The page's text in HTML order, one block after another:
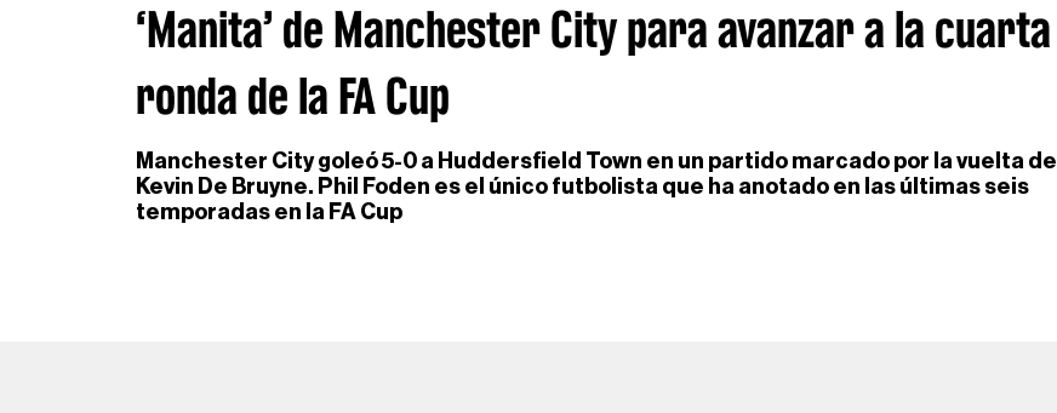
‘Manita’ de Manchester City para avanzar a la cuarta
ronda de la FA Cup
Manchester City goleó 5-0 a Huddersfield Town en un partido marcado por la vuelta de
Kevin De Bruyne. Phil Foden es el único futbolista que ha anotado en las últimas seis
temporadas en la FA Cup